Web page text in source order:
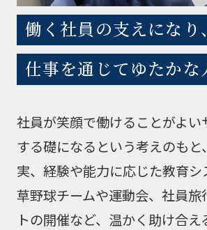
募集要項
お問い合わせ・資料
資材のお問い合わ
働く社員の支えになり、
仕事を通じてゆたかな
社員が笑顔で働けることがよ
する礎になるという考えのも
実、経験や能力に応じた教育シ
草野球チームや運動会、社員旅
トの開催など、温かく助け合